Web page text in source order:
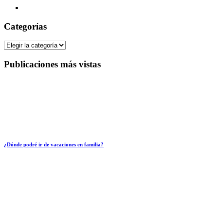
Categorías
Categorías
Publicaciones más vistas
¿Dónde podré ir de vacaciones en familia?